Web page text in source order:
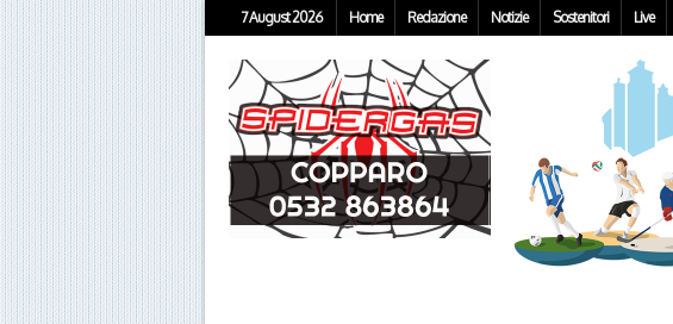
7 August 2026 Home Redazione Notizie Sostenitori Live